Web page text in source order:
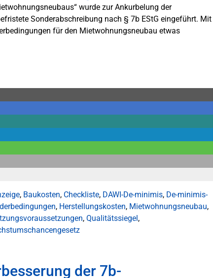
wurde zur Ankurbelung der
Sonderabschreibung nach § 7b EStG eingeführt. Mit
für den Mietwohnungsneubau etwas
, Baukosten, Checkliste, DAWI-De-minimis, De-minimis-
, Herstellungskosten, Mietwohnungsneubau,
, Qualitätssiegel,
der 7b-